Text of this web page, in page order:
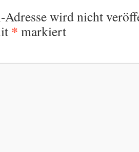
wird nicht
* markiert